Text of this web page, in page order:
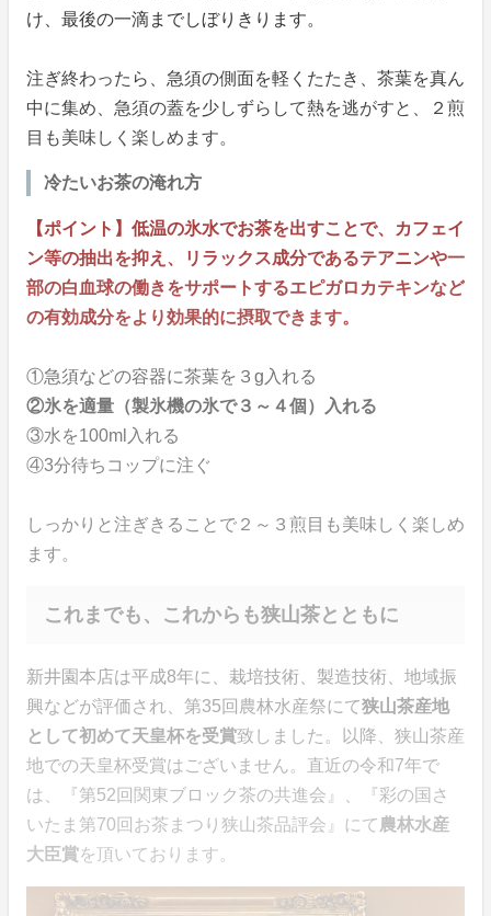
け、最後の一滴までしぼりきります。
注ぎ終わったら、急須の側面を軽くたたき、茶葉を真ん
中に集め、急須の蓋を少しずらして熱を逃がすと、２煎
目も美味しく楽しめます。
冷たいお茶の淹れ方
【ポイント】低温の氷水でお茶を出すことで、カフェイ
ン等の抽出を抑え、リラックス成分であるテアニンや一
部の白血球の働きをサポートするエピガロカテキンなど
の有効成分をより効果的に摂取できます。
①急須などの容器に茶葉を３g入れる
②氷を適量（製氷機の氷で３～４個）入れる
③水を100ml入れる
④3分待ちコップに注ぐ
しっかりと注ぎきることで２～３煎目も美味しく楽しめ
ます。
これまでも、これからも狭山茶とともに
新井園本店は平成8年に、栽培技術、製造技術、地域振
興などが評価され、第35回農林水産祭にて狭山茶産地
として初めて天皇杯を受賞致しました。以降、狭山茶産
地での天皇杯受賞はございません。直近の令和7年で
は、『第52回関東ブロック茶の共進会』、『彩の国さ
いたま第70回お茶まつり狭山茶品評会』にて 農林水産
大臣賞を頂いております。